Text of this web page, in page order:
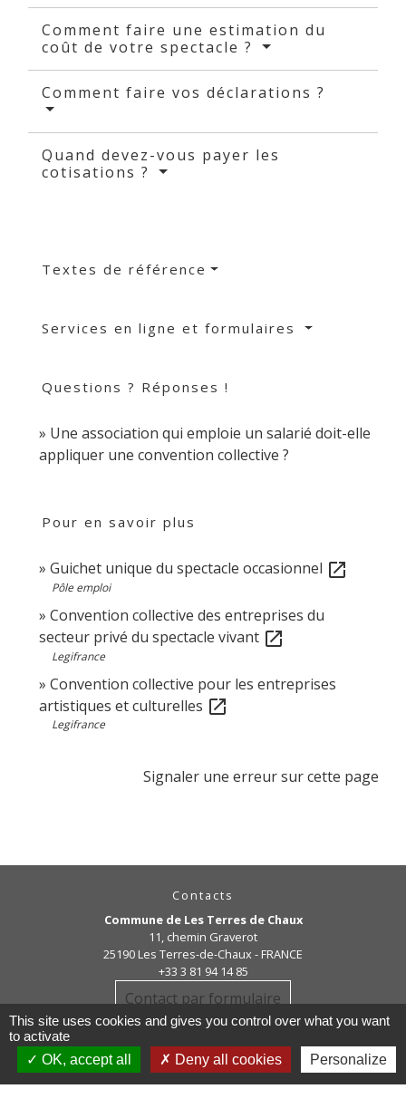
Comment faire une estimation du
coût de votre spectacle ?
Comment faire vos déclarations ?
Quand devez-vous payer les
cotisations ?
Textes de référence
Services en ligne et formulaires
Questions ? Réponses !
Une association qui emploie un salarié doit-elle
appliquer une convention collective ?
Pour en savoir plus
Guichet unique du spectacle occasionnel open_in_new
Pôle emploi
Convention collective des entreprises du
secteur privé du spectacle vivant open_in_new
Legifrance
Convention collective pour les entreprises
artistiques et culturelles open_in_new
Legifrance
Signaler une erreur sur cette page
Contacts
Commune de Les Terres de Chaux
11, chemin Graverot
25190 Les Terres-de-Chaux - FRANCE
+33 3 81 94 14 85
Contact par formulaire
This site uses cookies and gives you control over what you want
to activate
OK, accept all
Deny all cookies Personalize